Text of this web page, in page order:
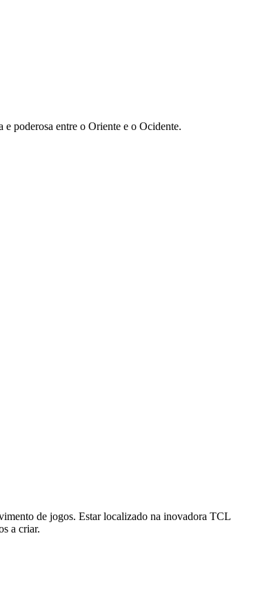
e poderosa entre o Oriente e o Ocidente.
de jogos. Estar localizado na inovadora TCL
a criar.